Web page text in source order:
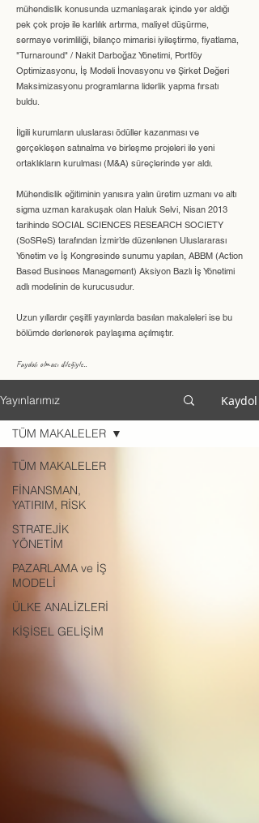
mühendislik konusunda uzmanlaşarak içinde yer aldığı
pek çok proje ile karlılık artırma, maliyet düşürme,
sermaye verimliliği, bilanço mimarisi iyileştirme, fiyatlama,
"Turnaround" / Nakit Darboğaz Yönetimi, Portföy
Optimizasyonu, İş Modeli İnovasyonu ve Şirket Değeri
Maksimizasyonu programlarına liderlik yapma fırsatı
buldu.
İlgili kurumların uluslarası ödüller kazanması ve
gerçekleşen satınalma ve birleşme projeleri ile yeni
ortaklıkların kurulması (M&A) süreçlerinde yer aldı.
Mühendislik eğitiminin yanısıra yalın üretim uzmanı ve altı
sigma uzman karakuşak olan Haluk Selvi, Nisan 2013
tarihinde SOCIAL SCIENCES RESEARCH SOCIETY
(SoSReS) tarafından İzmir’de düzenlenen Uluslararası
Yönetim ve İş Kongresinde sunumu yapılan, ABBM (Action
Based Businees Management) Aksiyon Bazlı İş Yönetimi
adlı modelinin de kurucusudur.
Uzun yıllardır çeşitli yayınlarda basılan makaleleri ise bu
bölümde derlenerek paylaşıma açılmıştır.
Faydalı olması dileğiyle..
Yayınlarımız Kaydol
TÜM MAKALELER
FİNANSMAN,
YATIRIM, RİSK
STRATEJİK
YÖNETİM
PAZARLAMA ve İŞ
MODELİ
ÜLKE ANALİZLERİ
KİŞİSEL GELİŞİM
TÜM MAKALELER